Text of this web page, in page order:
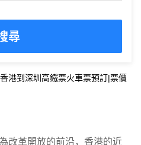
尋
香港到深圳高鐵票火車票預訂|票價
改革開放的前沿，香港的近